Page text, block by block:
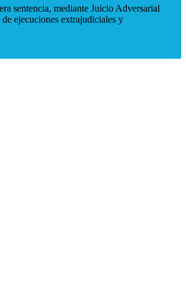
sentencia, mediante Juicio Adversarial
ejecuciones extrajudiciales y